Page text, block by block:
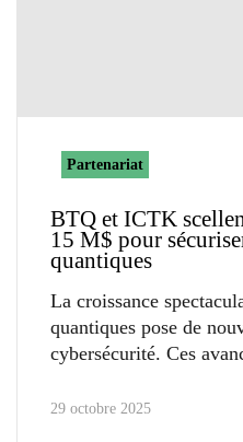
Partenariat
BTQ et ICTK
15 M$ pour
quantiques
La croissance
quantiques pose de
cybersécurité. Ces
29 octobre 2025